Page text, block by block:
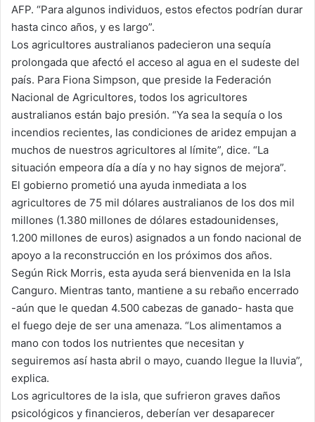
AFP. “Para algunos individuos, estos efectos podrían durar
hasta cinco años, y es largo”.
Los agricultores australianos padecieron una sequía
prolongada que afectó el acceso al agua en el sudeste del
país. Para Fiona Simpson, que preside la Federación
Nacional de Agricultores, todos los agricultores
australianos están bajo presión. “Ya sea la sequía o los
incendios recientes, las condiciones de aridez empujan a
muchos de nuestros agricultores al límite”, dice. “La
situación empeora día a día y no hay signos de mejora”.
El gobierno prometió una ayuda inmediata a los
agricultores de 75 mil dólares australianos de los dos mil
millones (1.380 millones de dólares estadounidenses,
1.200 millones de euros) asignados a un fondo nacional de
apoyo a la reconstrucción en los próximos dos años.
Según Rick Morris, esta ayuda será bienvenida en la Isla
Canguro. Mientras tanto, mantiene a su rebaño encerrado
-aún que le quedan 4.500 cabezas de ganado- hasta que
el fuego deje de ser una amenaza. “Los alimentamos a
mano con todos los nutrientes que necesitan y
seguiremos así hasta abril o mayo, cuando llegue la lluvia”,
explica.
Los agricultores de la isla, que sufrieron graves daños
psicológicos y financieros, deberían ver desaparecer